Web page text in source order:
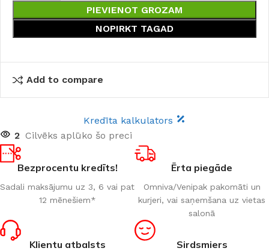
PIEVIENOT GROZAM
NOPIRKT TAGAD
Add to compare
Kredīta kalkulators
2 Cilvēks aplūko šo preci
Bezprocentu kredīts!
Sadali maksājumu uz 3, 6 vai pat
12 mēnešiem*
Ērta piegāde
Omniva/Venipak pakomāti un
kurjeri, vai saņemšana uz vietas
salonā
Klientu atbalsts Sirdsmiers